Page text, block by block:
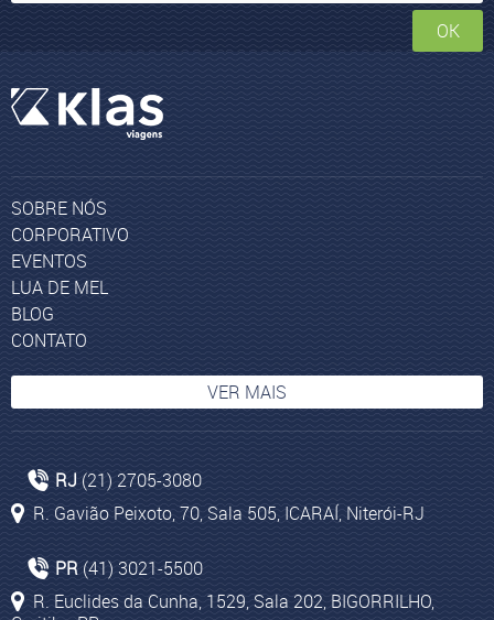
OK
SOBRE NÓS
CORPORATIVO
EVENTOS
LUA DE MEL
BLOG
CONTATO
VER MAIS
Pacotes turísticos para Cape Town
Cusco
Pacotes de viagens para os Emirados Árabes
RJ (21) 2705-3080
R. Gavião Peixoto, 70, Sala 505, ICARAÍ, Niterói-RJ
PR (41) 3021-5500
R. Euclides da Cunha, 1529, Sala 202, BIGORRILHO,